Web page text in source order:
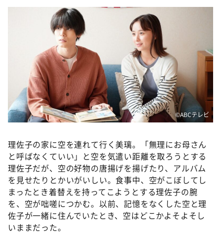
©️ABCテレビ
理佐子の家に空を連れて行く美璃。「無理にお母さん
と呼ばなくていい」と空を気遣い距離を取ろうとする
理佐子だが、空の好物の唐揚げを揚げたり、アルバム
を見せたりとかいがいしい。食事中、空がこぼしてし
まったとき着替えを持ってこようとする理佐子の腕
を、空が咄嗟につかむ。以前、記憶をなくした空と理
佐子が一緒に住んでいたとき、空はどこかよそよそし
いままだった。